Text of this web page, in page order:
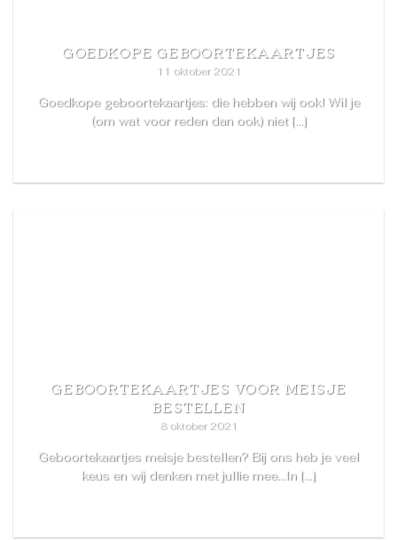
GOEDKOPE GEBOORTEKAARTJES
11 oktober 2021
Goedkope geboortekaartjes: die hebben wij ook! Wil je
(om wat voor reden dan ook) niet [...]
GEBOORTEKAARTJES VOOR MEISJE
BESTELLEN
8 oktober 2021
Geboortekaartjes meisje bestellen? Bij ons heb je veel
keus en wij denken met jullie mee…In [...]